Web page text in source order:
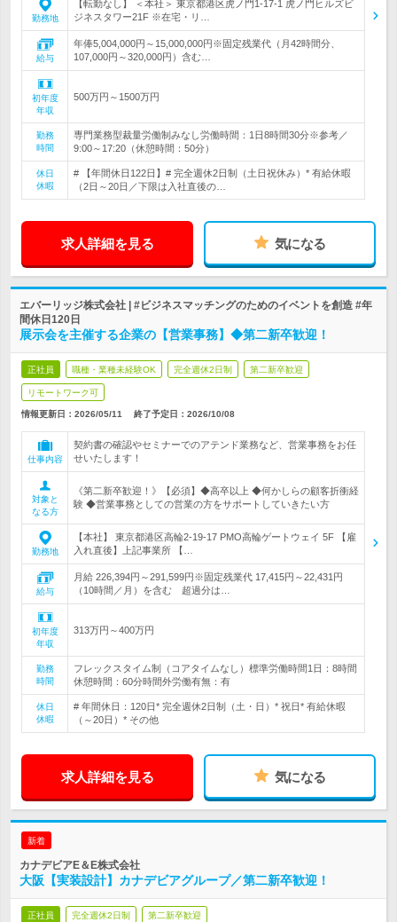
勤務地
【転勤なし】 ＜本社＞ 東京都港区虎ノ門1-17-1 虎ノ門ヒルズビ
ジネスタワー21F ※在宅・リ…
給与
年俸5,004,000円～15,000,000円※固定残業代（月42時間分、
107,000円～320,000円）含む…
初年度
年収
500万円～1500万円
勤務
時間
専門業務型裁量労働制みなし労働時間：1日8時間30分※参考／
9:00～17:20（休憩時間：50分）
休日
休暇
# 【年間休日122日】# 完全週休2日制（土日祝休み）* 有給休暇
（2日～20日／下限は入社直後の…
求人詳細を見る 気になる
エバーリッジ株式会社 | #ビジネスマッチングのためのイベントを創造 #年
間休日120日
展示会を主催する企業の【営業事務】◆第二新卒歓迎！
正社員 職種・業種未経験OK 完全週休2日制 第二新卒歓迎
リモートワーク可
情報更新日：2026/05/11 終了予定日： 2026/10/08
仕事内容
契約書の確認やセミナーでのアテンド業務など、営業事務をお任
せいたします！
対象と
なる方
《第二新卒歓迎！》【必須】◆高卒以上 ◆何かしらの顧客折衝経
験 ◆営業事務としての営業の方をサポートしていきたい方
勤務地
【本社】 東京都港区高輪2-19-17 PMO高輪ゲートウェイ 5F 【雇
入れ直後】上記事業所 【…
給与
月給 226,394円～291,599円※固定残業代 17,415円～22,431円
（10時間／月）を含む 超過分は…
初年度
年収
313万円～400万円
勤務
時間
フレックスタイム制（コアタイムなし）標準労働時間1日：8時間
休憩時間：60分時間外労働有無：有
休日
休暇
# 年間休日：120日* 完全週休2日制（土・日）* 祝日* 有給休暇
（～20日）* その他
求人詳細を見る 気になる
新着
カナデビアE＆E株式会社
大阪【実装設計】カナデビアグループ／第二新卒歓迎！
正社員 完全週休2日制 第二新卒歓迎